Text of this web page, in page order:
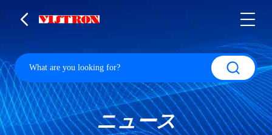
ニュース